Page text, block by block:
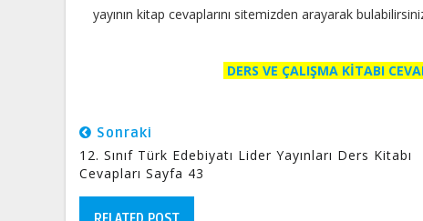
yayının kitap cevaplarını sitemizden arayarak
DERS VE ÇALIŞMA KİTABI
Sonraki
12. Sınıf Türk Edebiyatı Lider Yayınları Ders Kitabı
Cevapları Sayfa 43